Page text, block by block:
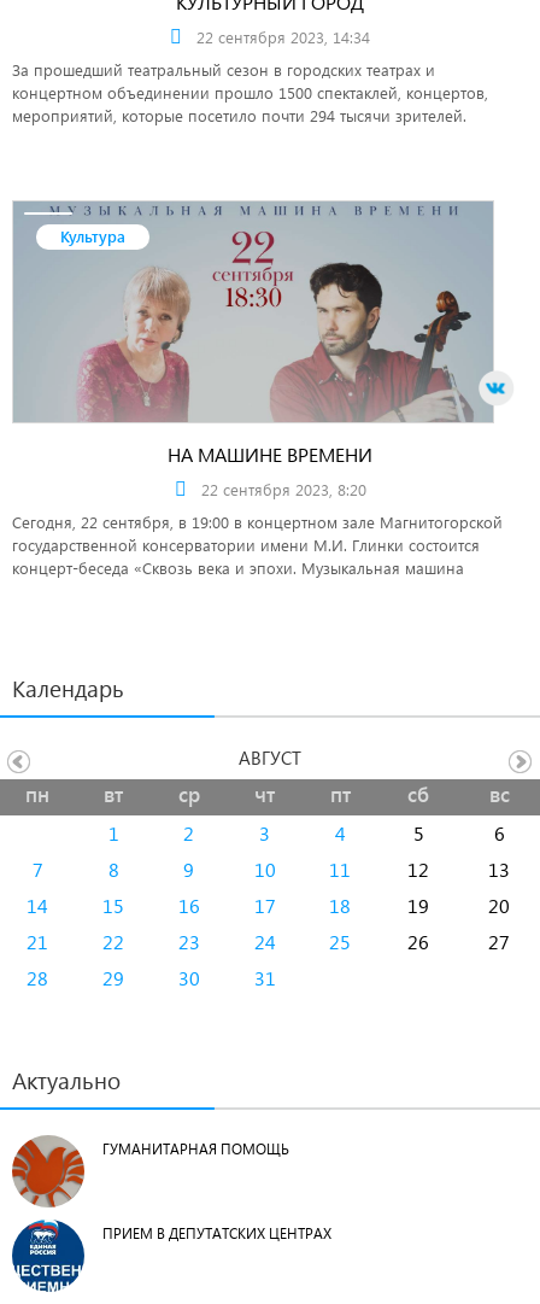
22 сентября 2023, 14:34
За прошедший театральный сезон в городских театрах и
концертном объединении прошло 1500 спектаклей, концертов,
мероприятий, которые посетило почти 294 тысячи зрителей.
Культура
НА МАШИНЕ ВРЕМЕНИ
22 сентября 2023, 8:20
Сегодня, 22 сентября, в 19:00 в концертном зале Магнитогорской
государственной консерватории имени М.И. Глинки состоится
концерт-беседа «Сквозь века и эпохи. Музыкальная машина
Календарь
пн вт ср чт пт сб вс
1 2 3 4 5
6
7
8 9 10 11 12
13
14
15 16 17 18 19
20
21
22 23 24 25 26
27
28
29 30 31
АВГУСТ
Актуально
ГУМАНИТАРНАЯ ПОМОЩЬ
ПРИЕМ В ДЕПУТАТСКИХ ЦЕНТРАХ